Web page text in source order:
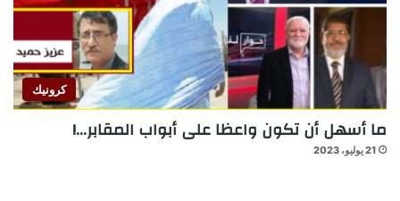
كرونيك
ما أسهل أن تكون واعظا على أبواب المقابر…!
21 يوليو، 2023